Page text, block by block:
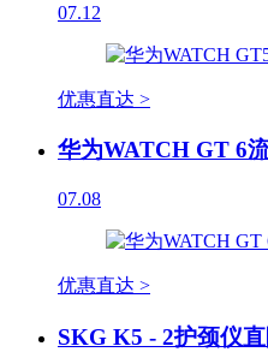
07.12
优惠直达 >
华为WATCH GT 6
07.08
优惠直达 >
SKG K5 - 2护颈仪